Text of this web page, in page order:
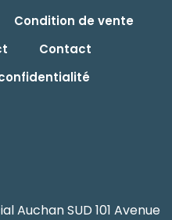
Condition de vente
Contact
Auchan SUD 101 Avenue